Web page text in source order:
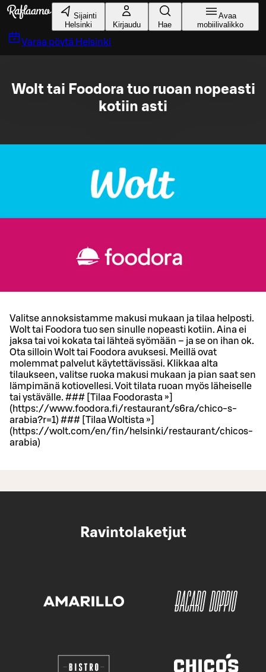
Siirry pääsisältöön
Sijainti
Helsinki
Kirjaudu Hae
Avaa
mobiilivalikko
Varaa pöytä Helsinki
Wolt tai Foodora tuo ruoan nopeasti
kotiin asti
Valitse annoksistamme makusi mukaan ja tilaa helposti.
Wolt tai Foodora tuo sen sinulle nopeasti kotiin. Aina ei
jaksa tai voi kokata tai lähteä syömään – ja se on ihan ok.
Ota silloin Wolt tai Foodora avuksesi. Meillä ovat
molemmat palvelut käytettävissäsi. Klikkaa alta
tilaukseen, valitse ruoka makusi mukaan ja pian saat sen
lämpimänä kotiovellesi. Voit tilata ruoan myös läheiselle
tai ystävälle. ### [Tilaa Foodorasta »]
(https://www.foodora.fi/restaurant/s6ra/chico-s-
arabia?r=1) ### [Tilaa Woltista »]
(https://wolt.com/en/fin/helsinki/restaurant/chicos-
arabia)
Ravintolaketjut